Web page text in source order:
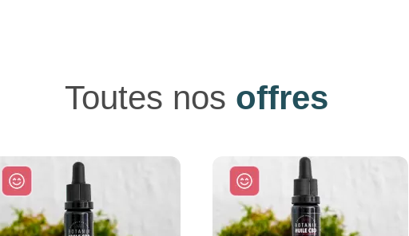
Toutes nos offres